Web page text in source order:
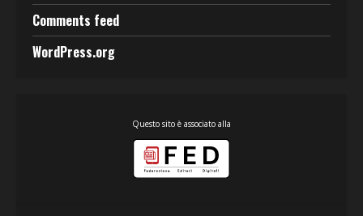
Comments feed
WordPress.org
Questo sito è associato alla